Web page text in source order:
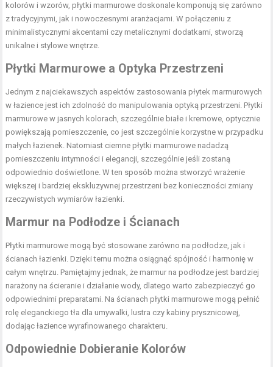
kolorów i wzorów, płytki marmurowe doskonale komponują się zarówno
z tradycyjnymi, jak i nowoczesnymi aranżacjami. W połączeniu z
minimalistycznymi akcentami czy metalicznymi dodatkami, stworzą
unikalne i stylowe wnętrze.
Płytki Marmurowe a Optyka Przestrzeni
Jednym z najciekawszych aspektów zastosowania płytek marmurowych
w łazience jest ich zdolność do manipulowania optyką przestrzeni. Płytki
marmurowe w jasnych kolorach, szczególnie białe i kremowe, optycznie
powiększają pomieszczenie, co jest szczególnie korzystne w przypadku
małych łazienek. Natomiast ciemne płytki marmurowe nadadzą
pomieszczeniu intymności i elegancji, szczególnie jeśli zostaną
odpowiednio doświetlone. W ten sposób można stworzyć wrażenie
większej i bardziej ekskluzywnej przestrzeni bez konieczności zmiany
rzeczywistych wymiarów łazienki.
Marmur na Podłodze i Ścianach
Płytki marmurowe mogą być stosowane zarówno na podłodze, jak i
ścianach łazienki. Dzięki temu można osiągnąć spójność i harmonię w
całym wnętrzu. Pamiętajmy jednak, że marmur na podłodze jest bardziej
narażony na ścieranie i działanie wody, dlatego warto zabezpieczyć go
odpowiednimi preparatami. Na ścianach płytki marmurowe mogą pełnić
rolę eleganckiego tła dla umywalki, lustra czy kabiny prysznicowej,
dodając łazience wyrafinowanego charakteru.
Odpowiednie Dobieranie Kolorów